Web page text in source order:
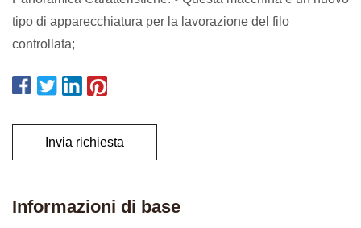
tipo di apparecchiatura per la lavorazione del filo
controllata;
Invia richiesta
Informazioni di base